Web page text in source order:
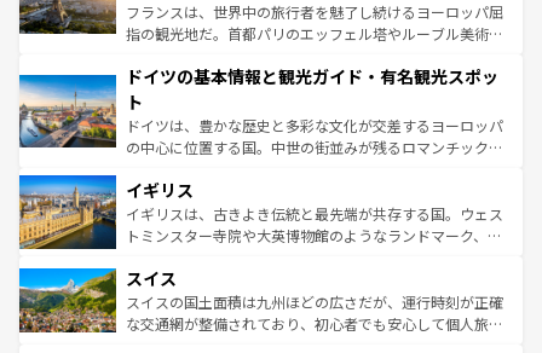
る。首都マドリードの洗練された雰囲気や、バルセロナの
アートに溢れた街角から、地方では古代ローマ遺跡や中世
せる。地方によって風土や気候が異なるスペインはその個
ンテンツ一覧 を参照してほしい。
フランスは、世界中の旅行者を魅了し続けるヨーロッパ屈
指の観光地だ。首都パリのエッフェル塔やルーブル美術館
で、幅広い魅力が詰まっている。華麗な宮殿、歴史的な大
聖堂、美しいビーチ、そして豊かな自然が、訪れる者を心
から魅了する。また、フランスは美食の国としても知ら
れ、フランス料理はユネスコ無形文化遺産にも登録されて
香り高いラベンダー畑など、多彩な楽しみ方が可能だ。さ
らに、パリ以外の地域にも魅力が溢れており、どの街角に
も豊かな歴史と文化が息づいている。パリ以外の個性あふ
を参照してほしい。
ドイツの基本情報と観光ガイド・有名観光スポッ
ト
ドイツは、豊かな歴史と多彩な文化が交差するヨーロッパ
の中心に位置する国。中世の街並みが残るロマンチック街
顔を持つこの国は、どこを歩いても飽きることがない。ベ
ルリンの文化的活気、バイエルン州のアルプスの絶景、そ
してライン川沿いのワイン畑といった風景は必見。ビール
は、お酒好きな人にはぜひ体験してほしい。 なお、新着の
ドイツ情報はコンテンツ一覧を参照してほしい。
イギリス
イギリスは、古きよき伝統と最先端が共存する国。ウェス
トミンスター寺院や大英博物館のようなランドマーク、歴
リアごとに異なる魅力がある。また、優雅なアフタヌーン
ティー、ビール好きにはたまらない英国パブ、サッカー観
戦など、本場だからこそできる体験も豊富。イギリスを旅
スイス
スイスの国土面積は九州ほどの広さだが、運行時刻が正確
な交通網が整備されており、初心者でも安心して個人旅行